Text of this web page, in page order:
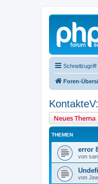
Schnellzugriff
Foren-
Neues Thema
THEMEN
error
von
von